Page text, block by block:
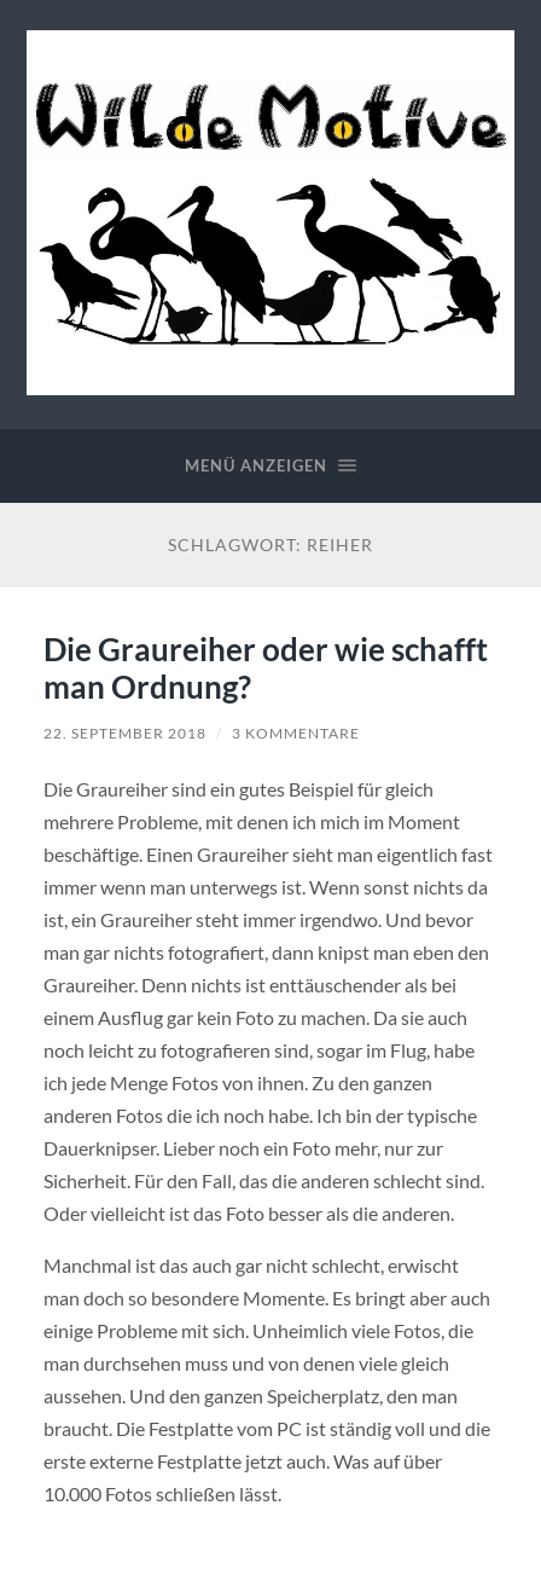
MENÜ ANZEIGEN
SCHLAGWORT: REIHER
Die Graureiher oder wie schafft
man Ordnung?
22. SEPTEMBER 2018 / 3 KOMMENTARE
Die Graureiher sind ein gutes Beispiel für gleich
mehrere Probleme, mit denen ich mich im Moment
beschäftige. Einen Graureiher sieht man eigentlich fast
immer wenn man unterwegs ist. Wenn sonst nichts da
ist, ein Graureiher steht immer irgendwo. Und bevor
man gar nichts fotografiert, dann knipst man eben den
Graureiher. Denn nichts ist enttäuschender als bei
einem Ausflug gar kein Foto zu machen. Da sie auch
noch leicht zu fotografieren sind, sogar im Flug, habe
ich jede Menge Fotos von ihnen. Zu den ganzen
anderen Fotos die ich noch habe. Ich bin der typische
Dauerknipser. Lieber noch ein Foto mehr, nur zur
Sicherheit. Für den Fall, das die anderen schlecht sind.
Oder vielleicht ist das Foto besser als die anderen.
Manchmal ist das auch gar nicht schlecht, erwischt
man doch so besondere Momente. Es bringt aber auch
einige Probleme mit sich. Unheimlich viele Fotos, die
man durchsehen muss und von denen viele gleich
aussehen. Und den ganzen Speicherplatz, den man
braucht. Die Festplatte vom PC ist ständig voll und die
erste externe Festplatte jetzt auch. Was auf über
10.000 Fotos schließen lässt.